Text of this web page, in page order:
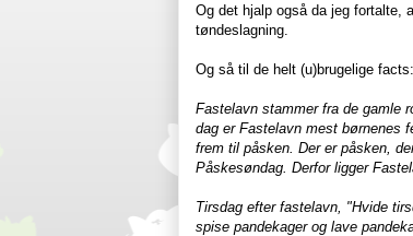
Og det hjalp også da jeg fortalte,
tøndeslagning.
Og så til de helt (u)brugelige facts:
Fastelavn stammer fra de gamle
dag er Fastelavn mest børnenes
frem til påsken. Der er påsken,
Påskesøndag. Derfor ligger
Tirsdag efter fastelavn, "Hvide
spise pandekager og lave